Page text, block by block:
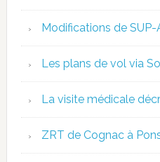
Modifications de SUP-
Les plans de vol via
La visite médicale
ZRT de Cognac à